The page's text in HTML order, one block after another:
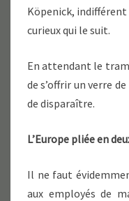
Köpenick, indifférent
curieux qui le suit.
En attendant le
de s’offrir un verre
de disparaître.
L’Europe pliée en
Il ne faut
aux employés de